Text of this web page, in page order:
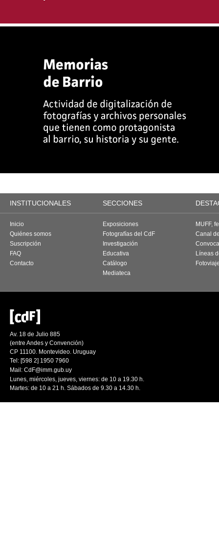
INSTITUCIONALES SECCIONES
Inicio
Quiénes somos
Suscripción
FAQ
Contacto
Exposiciones
Fotografías del CdF
Investigación
Educativa
Catálogo
Mediateca
MUFF,
Canal
Líneas
Av. 18 de Julio 885
(entre Andes y Convención)
CP 11100. Montevideo. Uruguay
Tel: [598 2] 1950 7960
Mail: CdF@imm.gub.uy
Lunes, miércoles, jueves, viernes: de 10 a 19.30 h.
Martes: de 10 a 21 h. Sábados de 9.30 a 14.30 h.